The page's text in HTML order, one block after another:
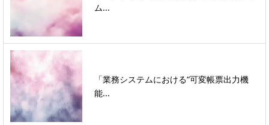
ム...
「業務システムにおける“可変帳票出力機
能...